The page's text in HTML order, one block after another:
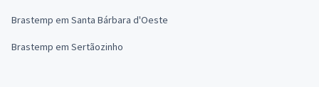
Brastemp em Santa Bárbara d'Oeste
Brastemp em Sertãozinho